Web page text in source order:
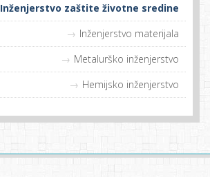
Inženjerstvo zaštite životne sredine
Inženjerstvo materijala
Metalurško inženjerstvo
Hemijsko inženjerstvo